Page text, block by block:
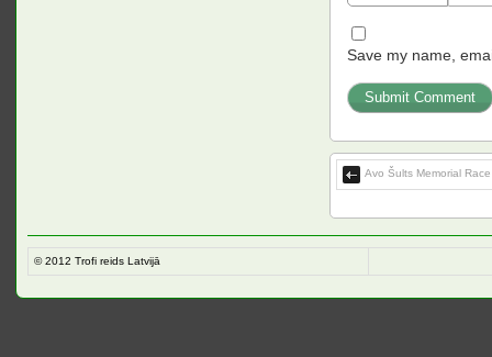
Save my name,
Avo Šults Memorial
© 2012 Trofi reids Latvijā